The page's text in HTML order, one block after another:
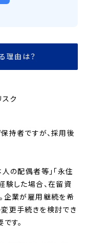
理由は？
ク
持者ですが、採用後
人の配偶者等」「永住
験した場合、在留資
企業が雇用継続を希
更手続きを検討でき
す。